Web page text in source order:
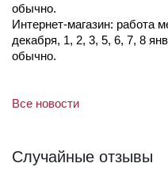
обычно.
Интернет-магазин: работа
декабря, 1, 2, 3, 5, 6, 7, 8
обычно.
Все новости
Случайные отзывы